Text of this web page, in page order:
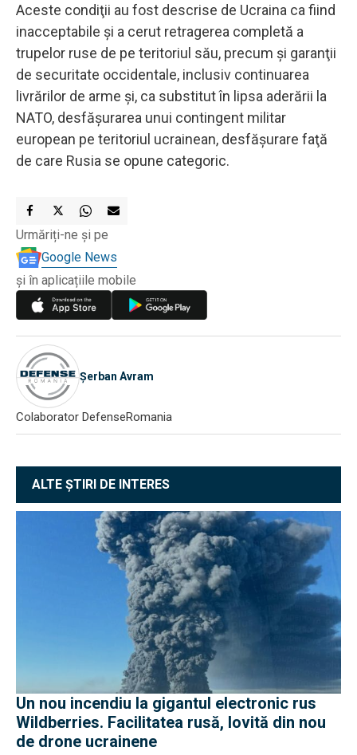
Aceste condiţii au fost descrise de Ucraina ca fiind
inacceptabile şi a cerut retragerea completă a
trupelor ruse de pe teritoriul său, precum şi garanţii
de securitate occidentale, inclusiv continuarea
livrărilor de arme şi, ca substitut în lipsa aderării la
NATO, desfăşurarea unui contingent militar
european pe teritoriul ucrainean, desfăşurare faţă
de care Rusia se opune categoric.
Urmăriți-ne și pe
Google News
și în aplicațiile mobile
Șerban Avram
Colaborator DefenseRomania
ALTE ȘTIRI DE INTERES
Un nou incendiu la gigantul electronic rus
Wildberries. Facilitatea rusă, lovită din nou
de drone ucrainene